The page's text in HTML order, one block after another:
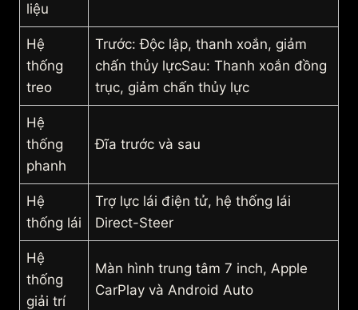
liệu
Hệ
thống
treo
Trước: Độc lập, thanh xoắn, giảm
chấn thủy lựcSau: Thanh xoắn đồng
trục, giảm chấn thủy lực
Hệ
thống
phanh
Đĩa trước và sau
Hệ
thống lái
Trợ lực lái điện tử, hệ thống lái
Direct-Steer
Hệ
thống
giải trí
Màn hình trung tâm 7 inch, Apple
CarPlay và Android Auto